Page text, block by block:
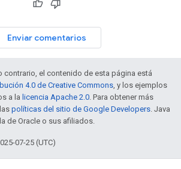
Enviar comentarios
contrario, el contenido de esta página está
4.0 de Creative Commons, y los ejemplos
a la licencia Apache 2.0. Para obtener más
políticas del sitio de Google Developers. Java
de Oracle o sus afiliados.
07-25 (UTC)